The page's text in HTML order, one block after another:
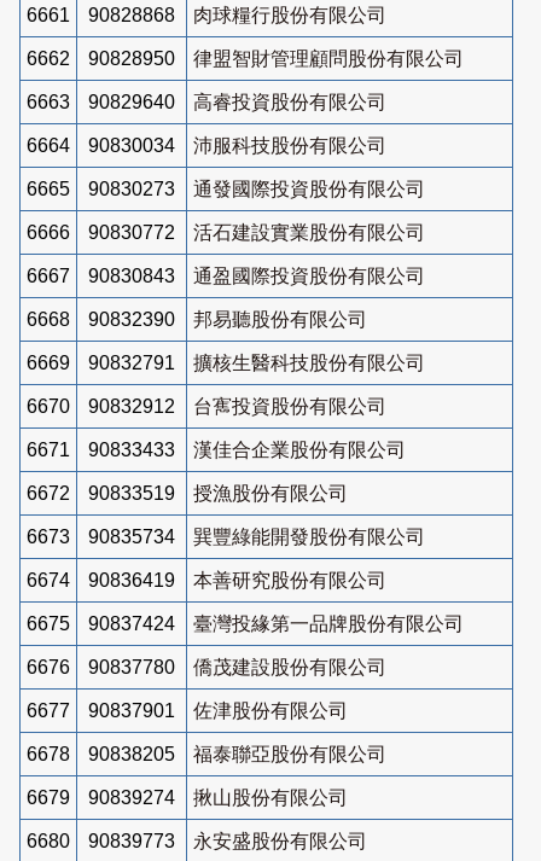
6661 90828868 肉球糧行股份有限公司
6662 90828950 律盟智財管理顧問股份有限公司
6663 90829640 高睿投資股份有限公司
6664 90830034 沛服科技股份有限公司
6665 90830273 通發國際投資股份有限公司
6666 90830772 活石建設實業股份有限公司
6667 90830843 通盈國際投資股份有限公司
6668 90832390 邦易聽股份有限公司
6669 90832791 擴核生醫科技股份有限公司
6670 90832912 台寯投資股份有限公司
6671 90833433 漢佳合企業股份有限公司
6672 90833519 授漁股份有限公司
6673 90835734 巽豐綠能開發股份有限公司
6674 90836419 本善研究股份有限公司
6675 90837424 臺灣投緣第一品牌股份有限公司
6676 90837780 僑茂建設股份有限公司
6677 90837901 佐津股份有限公司
6678 90838205 福泰聯亞股份有限公司
6679 90839274 揪山股份有限公司
6680 90839773 永安盛股份有限公司